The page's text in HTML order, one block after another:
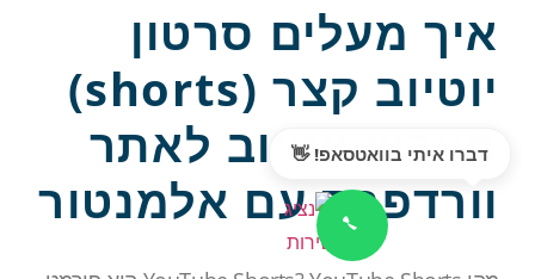
איך מעלים סרטון
יוטיוב קצר (shorts)
מערוץ יוטיוב לאתר
וורדפרס עם אלמנטור
דברו איתי בוואטסאפ! 👋